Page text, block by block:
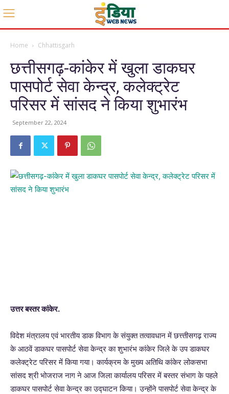
Home Chhattisgarh
छत्तीसगढ़-कांकेर में खुला डाकघर
पासपोर्ट सेवा केन्द्र, कलेक्ट्रेट
परिसर में सांसद ने किया शुभारंभ
September 22, 2024
उत्तर बस्तर कांकेर.
विदेश मंत्रालय एवं भारतीय डाक विभाग के संयुक्त तत्वावधान में छत्त्तीसगढ़ राज्य
के आठवें डाकघर पासपोर्ट सेवा केन्द्र का शुभारंभ कांकेर जिले के उप डाकघर
कलेक्ट्रेट परिसर में किया गया। कार्यक्रम के मुख्य अतिथि कांकेर लोकसभा
सांसद श्री भोजराज नाग ने आज जिला कार्यालय परिसर में बस्तर संभाग के पहले
डाकघर पासपोर्ट सेवा केन्द्र का उद्घाटन किया। उन्होंने पासपोर्ट सेवा केन्द्र के